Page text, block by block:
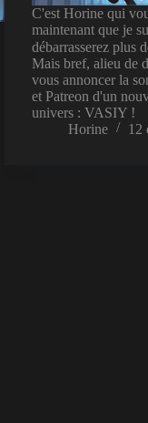
C'est Horine qui
maintenant que je
débarrasserez plus
Mais bref, alieu de
vous annoncer la
et Patreon d'un
univers : VASIY !
Horine
12